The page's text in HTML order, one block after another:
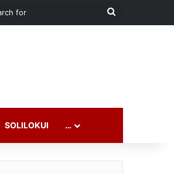
Search
SOLILOKUI …